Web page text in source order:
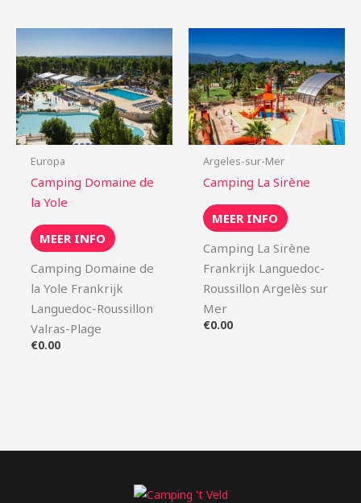
Europa
Camping Domaine de
la Yole
MEER INFO
Camping Domaine de
la Yole Frankrijk
Languedoc-Roussillon
Valras-Plage
€0.00
Argeles-sur-Mer
Camping La Sirène
MEER INFO
Camping La Sirène
Frankrijk Languedoc-
Roussillon Argelès sur
Mer
€0.00